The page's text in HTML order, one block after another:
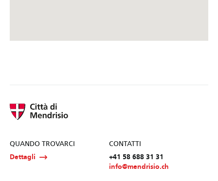
QUANDO TROVARCI
Dettagli
CONTATTI
+41 58 688 31 31
info@mendrisio.ch